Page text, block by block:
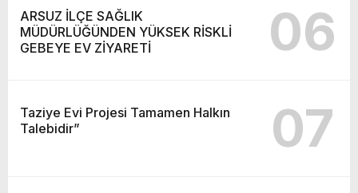
ARSUZ İLÇE SAĞLIK
MÜDÜRLÜĞÜNDEN YÜKSEK RİSKLİ
GEBEYE EV ZİYARETİ
06
Taziye Evi Projesi Tamamen Halkın
Talebidir”
07